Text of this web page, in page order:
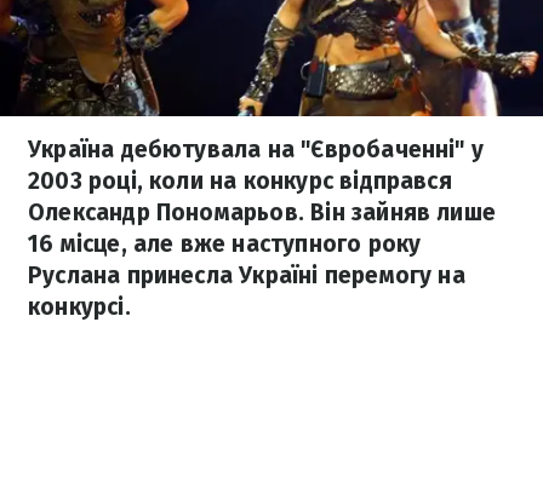
Україна дебютувала на "Євробаченні" у
2003 році, коли на конкурс відправся
Олександр Пономарьов. Він зайняв лише
16 місце, але вже наступного року
Руслана принесла Україні перемогу на
конкурсі.